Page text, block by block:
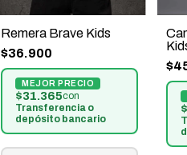
Remera Brave Kids
$36.900
$31.365con
Transferencia o
depósito bancario